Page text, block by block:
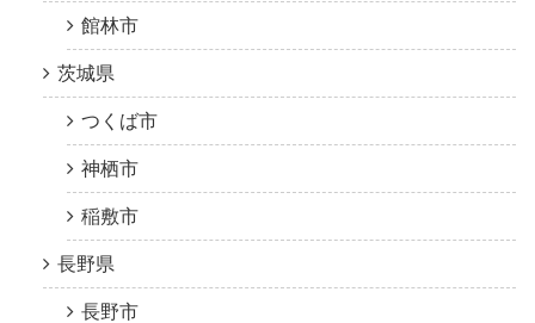
館林市
茨城県
つくば市
神栖市
稲敷市
長野県
長野市